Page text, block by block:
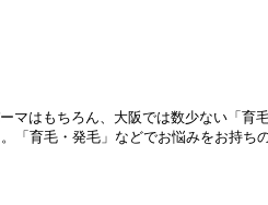
マはもちろん、大阪では数少ない「育
「育毛・発毛」などでお悩みをお持ち